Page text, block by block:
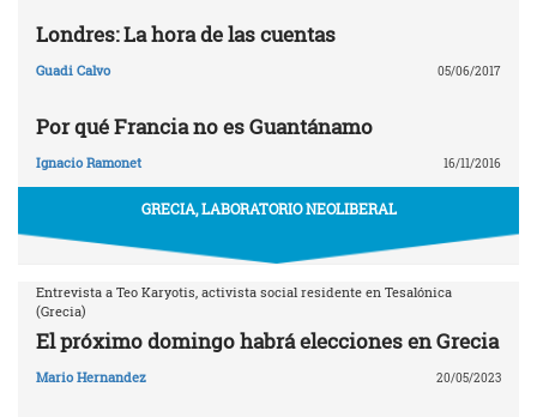
Londres: La hora de las cuentas
Guadi Calvo 05/06/2017
Por qué Francia no es Guantánamo
Ignacio Ramonet 16/11/2016
GRECIA, LABORATORIO NEOLIBERAL
Entrevista a Teo Karyotis, activista social residente en Tesalónica
(Grecia)
El próximo domingo habrá elecciones en Grecia
Mario Hernandez 20/05/2023